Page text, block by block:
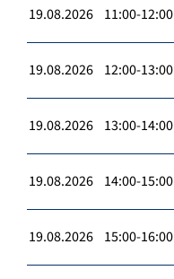
19.08.2026 11:00-12:00
19.08.2026 12:00-13:00
19.08.2026 13:00-14:00
19.08.2026 14:00-15:00
19.08.2026 15:00-16:00